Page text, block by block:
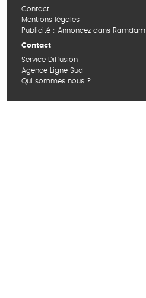
Contact
Mentions légales
Publicité : Annoncez dans Ramdam
Contact
Service Diffusion
Agence Ligne Sud
Qui sommes nous ?